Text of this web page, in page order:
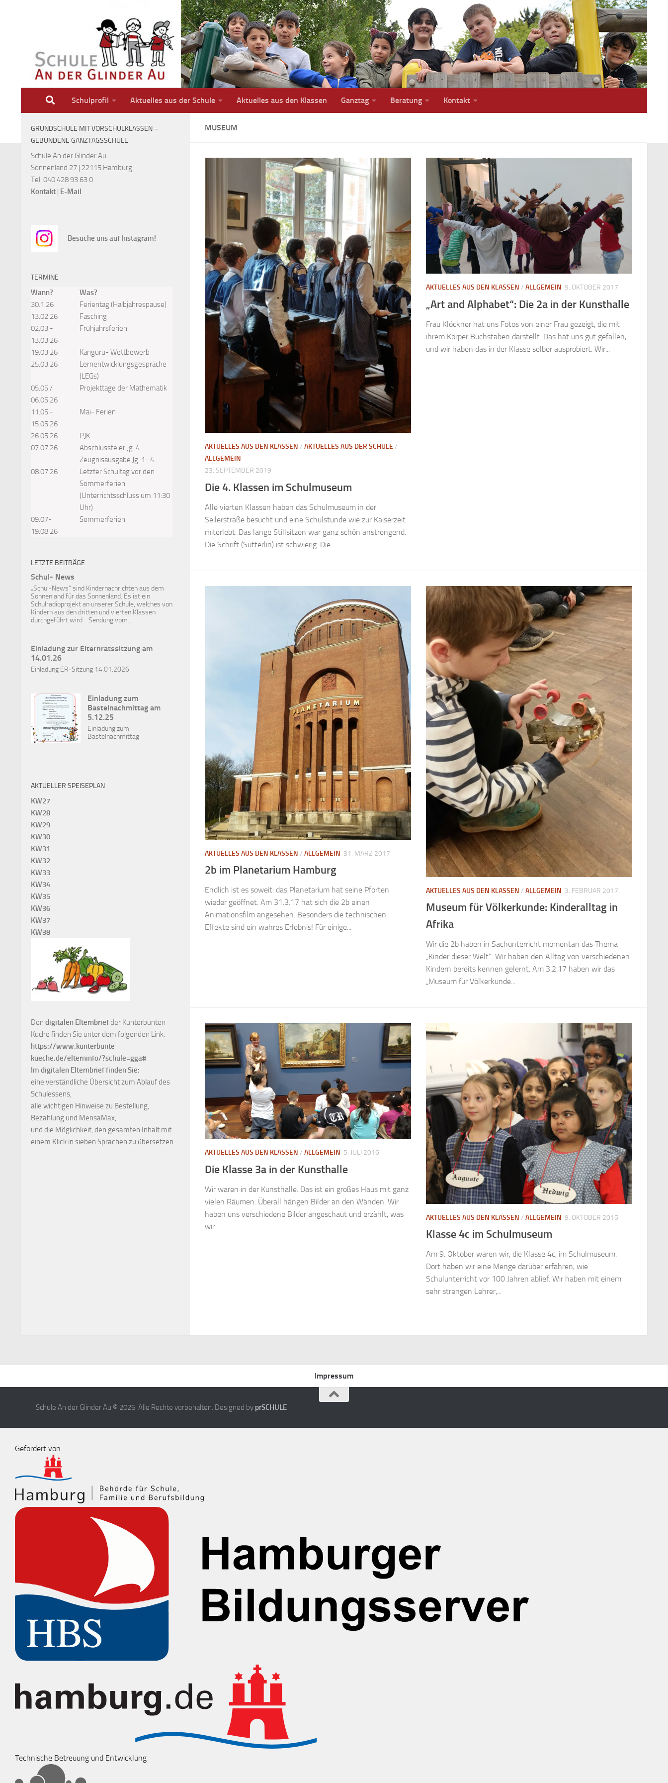
Schulprofil Aktuelles aus der Schule Aktuelles aus den Klassen Ganztag Beratung Kontakt
MUSEUM
AKTUELLES AUS DEN KLASSEN / AKTUELLES AUS DER SCHULE/
ALLGEMEIN
23. SEPTEMBER 2019
Die 4. Klassen im Schulmuseum
Alle vierten Klassen haben das Schulmuseum in der
Seilerstraße besucht und eine Schulstunde wie zur Kaiserzeit
miterlebt. Das lange Stillsitzen war ganz schön anstrengend.
Die Schrift (Sütterlin) ist schwierig. Die...
AKTUELLES AUS DEN KLASSEN / ALLGEMEIN 9. OKTOBER 2017
„Art and Alphabet“: Die 2a in der Kunsthalle
Frau Klöckner hat uns Fotos von einer Frau gezeigt, die mit
ihrem Körper Buchstaben darstellt. Das hat uns gut gefallen,
und wir haben das in der Klasse selber ausprobiert. Wir...
AKTUELLES AUS DEN KLASSEN / ALLGEMEIN 31. MÄRZ 2017
2b im Planetarium Hamburg
Endlich ist es soweit: das Planetarium hat seine Pforten
wieder geöffnet. Am 31.3.17 hat sich die 2b einen
Animationsfilm angesehen. Besonders die technischen
Effekte sind ein wahres Erlebnis! Für einige...
AKTUELLES AUS DEN KLASSEN / ALLGEMEIN 3. FEBRUAR 2017
Museum für Völkerkunde: Kinderalltag in
Afrika
Wir die 2b haben in Sachunterricht momentan das Thema
„Kinder dieser Welt“. Wir haben den Alltag von verschiedenen
Kindern bereits kennen gelernt. Am 3.2.17 haben wir das
„Museum für Völkerkunde...
AKTUELLES AUS DEN KLASSEN / ALLGEMEIN 5. JULI 2016
Die Klasse 3a in der Kunsthalle
Wir waren in der Kunsthalle. Das ist ein großes Haus mit ganz
vielen Räumen. Überall hängen Bilder an den Wänden. Wir
haben uns verschiedene Bilder angeschaut und erzählt, was
wir...
AKTUELLES AUS DEN KLASSEN / ALLGEMEIN 9. OKTOBER 2015
Klasse 4c im Schulmuseum
Am 9. Oktober waren wir, die Klasse 4c, im Schulmuseum.
Dort haben wir eine Menge darüber erfahren, wie
Schulunterricht vor 100 Jahren ablief. Wir haben mit einem
sehr strengen Lehrer,...
GRUNDSCHULE MIT VORSCHULKLASSEN –
GEBUNDENE GANZTAGSSCHULE
Schule An der Glinder Au
Sonnenland 27 | 22115 Hamburg
Tel. 040 428 93 63 0
Kontakt | E-Mail
Besuche uns auf Instagram!
TERMINE
Wann?
Was?
30.1.26
Ferientag (Halbjahrespause)
13.02.26
Fasching
02.03.-
13.03.26
Frühjahrsferien
19.03.26
Känguru- Wettbewerb
25.03.26
Lernentwicklungsgespräche
(LEGs)
05.05./
06.05.26
Projekttage der Mathematik
11.05.-
15.05.26
Mai- Ferien
26.05.26
PJK
07.07.26
Abschlussfeier Jg. 4
Zeugnisausgabe Jg. 1- 4
08.07.26
Letzter Schultag vor den
Sommerferien
(Unterrichtsschluss um 11:30
Uhr)
09.07-
19.08.26
Sommerferien
LETZTE BEITRÄGE
Schul- News
„Schul-News“ sind Kindernachrichten aus dem
Sonnenland für das Sonnenland. Es ist ein
Schulradioprojekt an unserer Schule, welches von
Kindern aus den dritten und vierten Klassen
durchgeführt wird. Sendung vom...
Einladung zur Elternratssitzung am
14.01.26
Einladung ER-Sitzung 14.01.2026
Einladung zum
Bastelnachmittag am
5.12.25
Einladung zum
Bastelnachmittag
AKTUELLER SPEISEPLAN
KW27
KW28
KW29
KW30
KW31
KW32
KW33
KW34
KW35
KW36
KW37
KW38
Den digitalen Elternbrief der Kunterbunten
Küche finden Sie unter dem folgenden Link:
https://www.kunterbunte-
kueche.de/elterninfo/?schule=gga#
Im digitalen Elternbrief finden Sie:
eine verständliche Übersicht zum Ablauf des
Schulessens,
alle wichtigen Hinweise zu Bestellung,
Bezahlung und MensaMax,
und die Möglichkeit, den gesamten Inhalt mit
einem Klick in sieben Sprachen zu übersetzen.
Impressum
Schule An der Glinder Au © 2026. Alle Rechte vorbehalten. Designed by prSCHULE
Gefördert von
Technische Betreuung und Entwicklung